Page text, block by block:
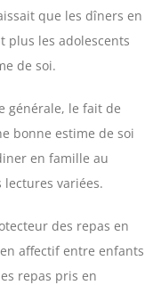
que les dîners en
plus les adolescents
de soi.
générale, le fait de
bonne estime de soi
en famille au
lectures variées.
des repas en
affectif entre enfants
repas pris en